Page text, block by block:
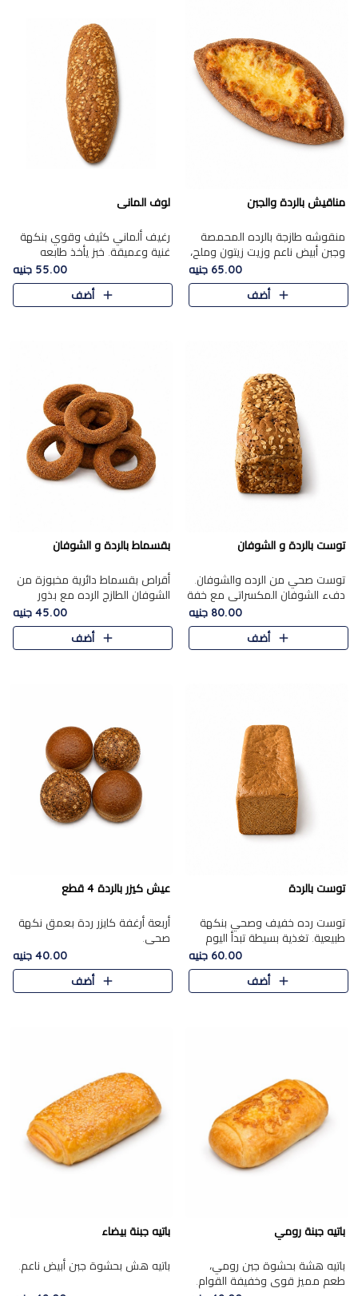
مناقيش بالردة والجبن
منقوشه طازجة بالرده المحمصة
وجبن أبيض ناعم وزيت زيتون وملح،
مباشرة من الفرن.الرده مع نعومة
الجبن فوق عجينة طازجة.
65.00 جنيه
أضف
لوف المانى
رغيف ألماني كثيف وقوي بنكهة
غنية وعميقة. خبز يأخذ طابعه
55.00 جنيه
أضف
توست بالردة و الشوفان
توست صحي من الرده والشوفان.
دفء الشوفان المكسراتي مع خفة
80.00 جنيه
أضف
بقسماط بالردة و الشوفان
أقراص بقسماط دائرية مخبوزة من
الشوفان الطازج الرده مع بذور
مختارة. قرمشة الحبوب والبذور،
بداية صحية لكل صباح.
45.00 جنيه
أضف
توست بالردة
توست رده خفيف وصحي بنكهة
طبيعية. تغذية بسيطة تبدأ اليوم
60.00 جنيه
أضف
عيش كيزر بالردة 4 قطع
أربعة أرغفة كايزر ردة بعمق نكهة
صحي.
40.00 جنيه
أضف
باتيه جبنة رومي
باتيه هشة بحشوة جبن رومي،
طعم مميز قوي وخفيفة القوام.
باتيه جبنة بيضاء
باتيه هش بحشوة جبن أبيض ناعم.